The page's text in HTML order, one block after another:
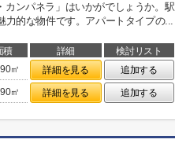
ンパネラ」はいかがでしょうか。駅
力的な物件です。アパートタイプの...
積 詳細
検討リスト
㎡ 詳細を見る
追加する
㎡ 詳細を見る 追加する